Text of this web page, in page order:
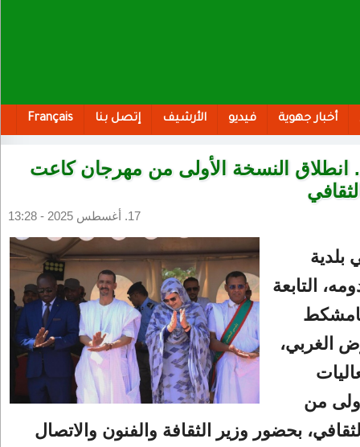
أخبار جهوية فيديو الأرشيف إتصل بنا Français
النسخة الأولى من مهرجان كاعت
17. أغسطس 2025 - 13:28
بلدية
التابعة
الغربي،
من
بحضور وزير الثقافة والفنون والاتصال